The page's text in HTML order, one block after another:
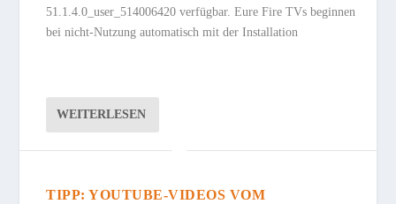
51.1.4.0_user_514006420 verfügbar. Eure Fire TVs beginnen
bei nicht-Nutzung automatisch mit der Installation
WEITERLESEN
TIPP: YOUTUBE-VIDEOS VOM